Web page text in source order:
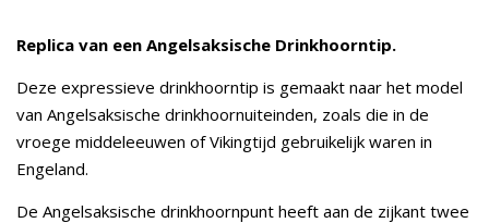
Replica van een Angelsaksische Drinkhoorntip.
Deze expressieve drinkhoorntip is gemaakt naar het model
van Angelsaksische drinkhoornuiteinden, zoals die in de
vroege middeleeuwen of Vikingtijd gebruikelijk waren in
Engeland.
De Angelsaksische drinkhoornpunt heeft aan de zijkant twee